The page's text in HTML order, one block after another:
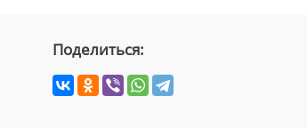
Поделиться: